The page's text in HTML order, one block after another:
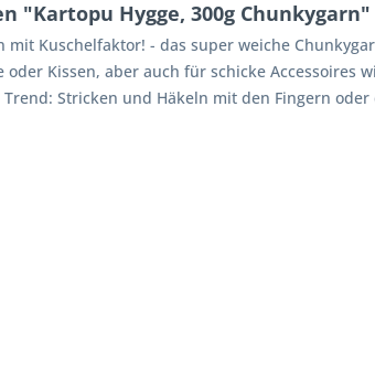
"Kartopu Hygge, 300g Chunkygarn"
mit Kuschelfaktor! - das super weiche
Kissen, aber auch für schicke Accessoires
Stricken und Häkeln mit den Fingern oder